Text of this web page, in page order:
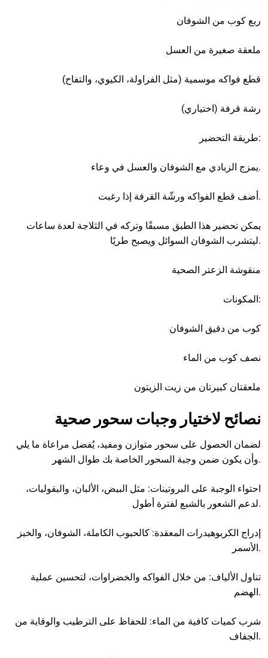
ربع كوب من الشوفان
ملعقة صغيرة من العسل
قطع فواكه موسمية (مثل الفراولة، الكيوي، والتفاح)
رشة قرفة (اختياري)
طريقة التحضير:
يمزج الزبادي مع الشوفان والعسل في وعاء.
أضف قطع الفواكه ورشّة القرفة إذا رغبت.
يمكن تحضير هذا الطبق مسبقًا وتركه في الثلاجة لعدة ساعات
ليتشرب الشوفان السوائل ويصبح طريًا.
منقوشة الزعتر الصحية
المكونات:
كوب من دقيق الشوفان
نصف كوب من الماء
ملعقتان كبيرتان من زيت الزيتون
نصائح لاختيار وجبات سحور صحية
لضمان الحصول على سحور متوازن ومفيد، يُفضل مراعاة ما يلي
وأن يكون ضمن وجبة السحور الخاصة بك طوال الشهر.
احتواء الوجبة على البروتينات: مثل البيض، الألبان، والبقوليات،
لدعم الشعور بالشبع لفترة أطول.
إدراج الكربوهيدرات المعقدة: كالحبوب الكاملة، الشوفان، والخبز
الأسمر.
تناول الألياف: من خلال الفواكه والخضراوات، لتحسين عملية
الهضم.
شرب كميات كافية من الماء: للحفاظ على الترطيب والوقاية من
الجفاف.